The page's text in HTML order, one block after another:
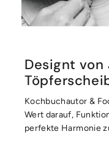
Designt von
Kochbuchautor &
Wert darauf,
perfekte Harmonie